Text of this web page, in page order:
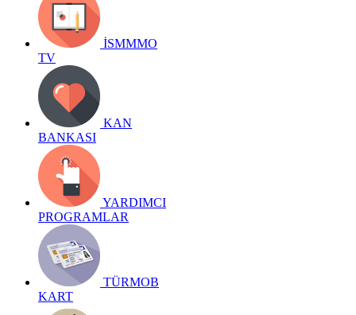
İSMMMO
TV
KAN
BANKASI
YARDIMCI
PROGRAMLAR
TÜRMOB
KART